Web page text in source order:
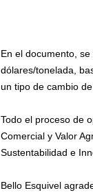
En el documento,
dólares/tonelada,
un tipo de cambio
Todo el proceso de
Comercial y Valor
Sustentabilidad e
Bello Esquivel